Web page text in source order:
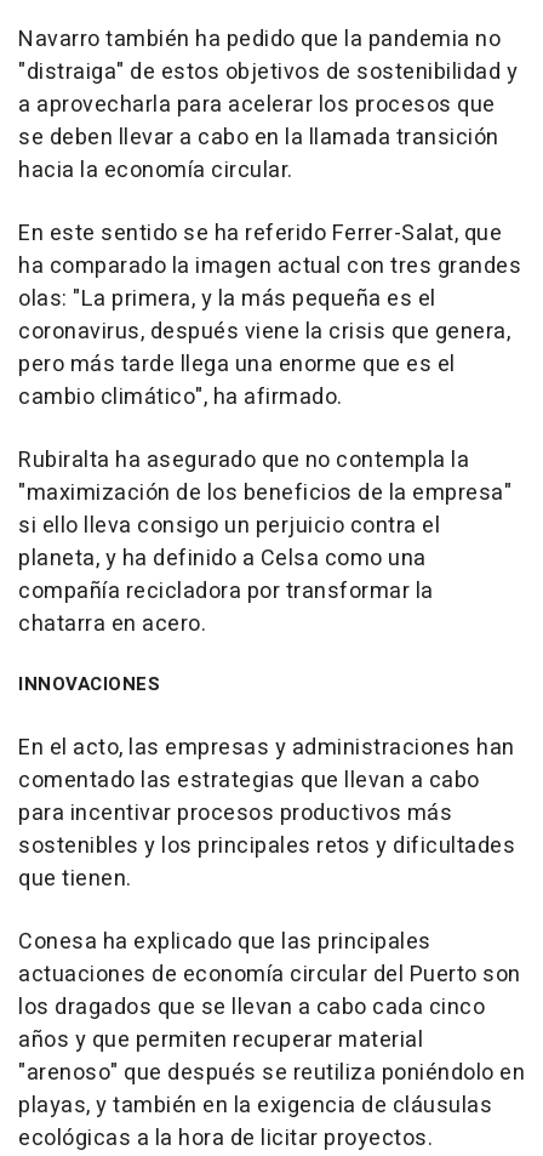
Navarro también ha pedido que la pandemia no
"distraiga" de estos objetivos de sostenibilidad y
a aprovecharla para acelerar los procesos que
se deben llevar a cabo en la llamada transición
hacia la economía circular.
En este sentido se ha referido Ferrer-Salat, que
ha comparado la imagen actual con tres grandes
olas: "La primera, y la más pequeña es el
coronavirus, después viene la crisis que genera,
pero más tarde llega una enorme que es el
cambio climático", ha afirmado.
Rubiralta ha asegurado que no contempla la
"maximización de los beneficios de la empresa"
si ello lleva consigo un perjuicio contra el
planeta, y ha definido a Celsa como una
compañía recicladora por transformar la
chatarra en acero.
INNOVACIONES
En el acto, las empresas y administraciones han
comentado las estrategias que llevan a cabo
para incentivar procesos productivos más
sostenibles y los principales retos y dificultades
que tienen.
Conesa ha explicado que las principales
actuaciones de economía circular del Puerto son
los dragados que se llevan a cabo cada cinco
años y que permiten recuperar material
"arenoso" que después se reutiliza poniéndolo en
playas, y también en la exigencia de cláusulas
ecológicas a la hora de licitar proyectos.